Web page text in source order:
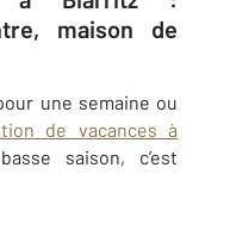
maison de
une semaine ou
de vacances à
saison, c’est